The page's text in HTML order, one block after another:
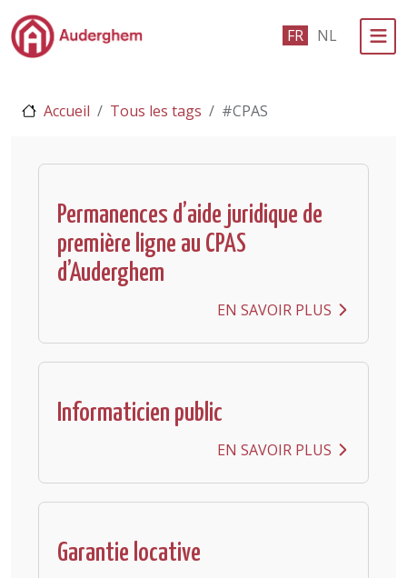
Passer au contenu principal FR NL
eGuichet
Vivre à Auderghem
En 1 clic
Accueil Tous les tags #CPAS
Permanences d’aide juridique de
première ligne au CPAS
d’Auderghem
EN SAVOIR PLUS
Informaticien public
EN SAVOIR PLUS
Garantie locative